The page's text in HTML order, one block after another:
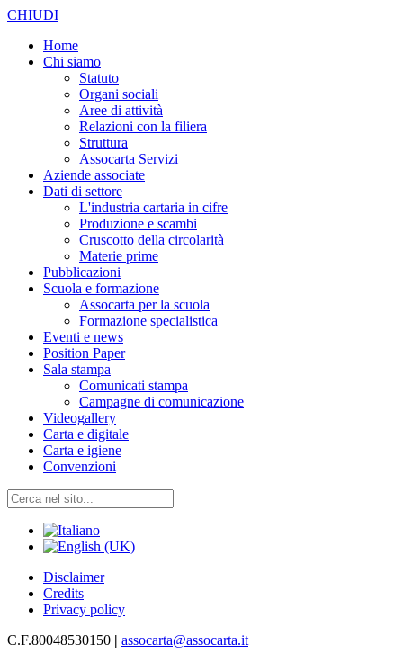
CHIUDI
Home
Chi siamo
Statuto
Organi sociali
Aree di attività
Relazioni con la filiera
Struttura
Assocarta Servizi
Aziende associate
Dati di settore
L'industria cartaria in cifre
Produzione e scambi
Cruscotto della circolarità
Materie prime
Pubblicazioni
Scuola e formazione
Assocarta per la scuola
Formazione specialistica
Eventi e news
Position Paper
Sala stampa
Comunicati stampa
Campagne di comunicazione
Videogallery
Carta e digitale
Carta e igiene
Convenzioni
Disclaimer
Credits
Privacy policy
C.F.80048530150 | assocarta@assocarta.it